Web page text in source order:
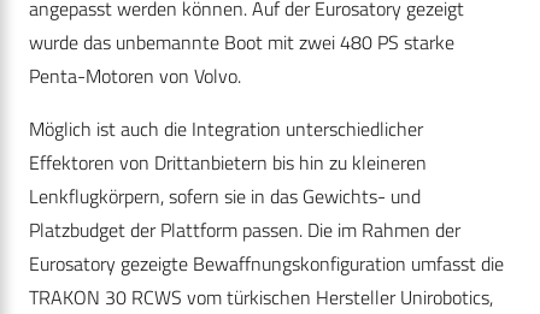
angepasst werden können. Auf der Eurosatory gezeigt
wurde das unbemannte Boot mit zwei 480 PS starke
Penta-Motoren von Volvo.
Möglich ist auch die Integration unterschiedlicher
Effektoren von Drittanbietern bis hin zu kleineren
Lenkflugkörpern, sofern sie in das Gewichts- und
Platzbudget der Plattform passen. Die im Rahmen der
Eurosatory gezeigte Bewaffnungskonfiguration umfasst die
TRAKON 30 RCWS vom türkischen Hersteller Unirobotics,